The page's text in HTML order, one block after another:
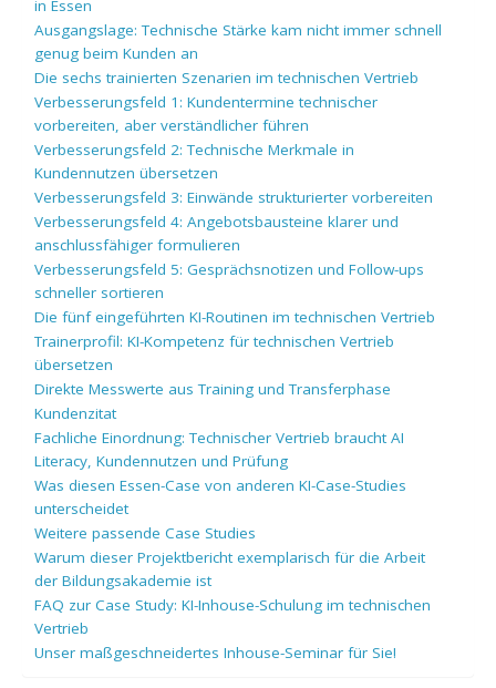
in Essen
Ausgangslage: Technische Stärke kam nicht immer schnell
genug beim Kunden an
Die sechs trainierten Szenarien im technischen Vertrieb
Verbesserungsfeld 1: Kundentermine technischer
vorbereiten, aber verständlicher führen
Verbesserungsfeld 2: Technische Merkmale in
Kundennutzen übersetzen
Verbesserungsfeld 3: Einwände strukturierter vorbereiten
Verbesserungsfeld 4: Angebotsbausteine klarer und
anschlussfähiger formulieren
Verbesserungsfeld 5: Gesprächsnotizen und Follow-ups
schneller sortieren
Die fünf eingeführten KI-Routinen im technischen Vertrieb
Trainerprofil: KI-Kompetenz für technischen Vertrieb
übersetzen
Direkte Messwerte aus Training und Transferphase
Kundenzitat
Fachliche Einordnung: Technischer Vertrieb braucht AI
Literacy, Kundennutzen und Prüfung
Was diesen Essen-Case von anderen KI-Case-Studies
unterscheidet
Weitere passende Case Studies
Warum dieser Projektbericht exemplarisch für die Arbeit
der Bildungsakademie ist
FAQ zur Case Study: KI-Inhouse-Schulung im technischen
Vertrieb
Unser maßgeschneidertes Inhouse-Seminar für Sie!